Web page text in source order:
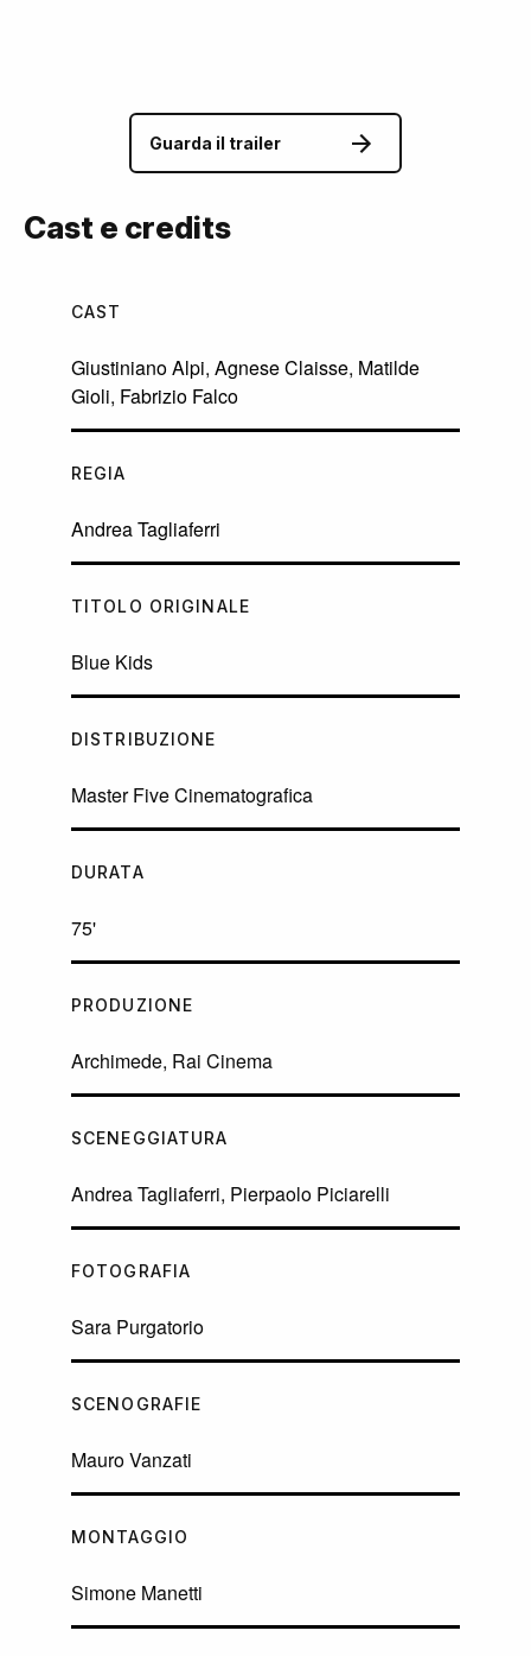
Guarda il trailer
Cast e credits
CAST
Giustiniano Alpi, Agnese Claisse, Matilde
Gioli, Fabrizio Falco
REGIA
Andrea Tagliaferri
TITOLO ORIGINALE
Blue Kids
DISTRIBUZIONE
Master Five Cinematografica
DURATA
75'
PRODUZIONE
Archimede, Rai Cinema
SCENEGGIATURA
Andrea Tagliaferri, Pierpaolo Piciarelli
FOTOGRAFIA
Sara Purgatorio
SCENOGRAFIE
Mauro Vanzati
MONTAGGIO
Simone Manetti